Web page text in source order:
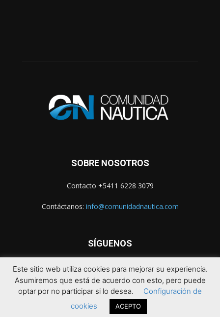
SOBRE NOSOTROS
Contacto +5411 6228 3079
Contáctanos: info@comunidadnautica.com
SÍGUENOS
© 2021 Comunidad Náutica. Todos los derechos reservados.
Este sitio web utiliza cookies para mejorar su experiencia.
Asumiremos que está de acuerdo con esto, pero puede
optar por no participar si lo desea.
Configuración de
cookies
ACEPTO